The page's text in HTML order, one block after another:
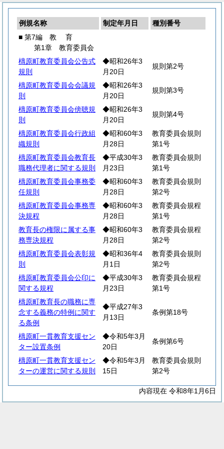
例規名称 制定年月日
種別番号
■ 第7編 教 育
第1章 教育委員会
檮原町教育委員会公告式
規則
◆昭和26年3
月20日
規則第2号
檮原町教育委員会会議規
則
◆昭和26年3
月20日
規則第3号
檮原町教育委員会傍聴規
則
◆昭和26年3
月20日
規則第4号
檮原町教育委員会行政組
織規則
◆昭和60年3
月28日
教育委員会規則
第1号
檮原町教育委員会教育長
職務代理者に関する規則
◆平成30年3
月23日
教育委員会規則
第1号
檮原町教育委員会事務委
任規則
◆昭和60年3
月28日
教育委員会規則
第2号
檮原町教育委員会事務専
決規程
◆昭和60年3
月28日
教育委員会規程
第1号
教育長の権限に属する事
務専決規程
◆昭和60年3
月28日
教育委員会規程
第2号
檮原町教育委員会表彰規
則
◆昭和36年4
月1日
教育委員会規則
第2号
檮原町教育委員会公印に
関する規程
◆平成30年3
月23日
教育委員会規程
第1号
檮原町教育長の職務に専
念する義務の特例に関す
る条例
◆平成27年3
月13日
条例第18号
檮原町一貫教育支援セン
ター設置条例
◆令和5年3月
20日
条例第6号
檮原町一貫教育支援セン
ターの運営に関する規則
◆令和5年3月
15日
教育委員会規則
第2号
内容現在 令和8年1月6日